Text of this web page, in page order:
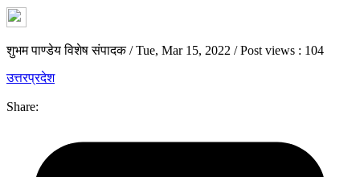
शुभम पाण्डेय विशेष संपादक/Tue, Mar 15, 2022 /Post views : 104
उत्तरप्रदेश
Share: